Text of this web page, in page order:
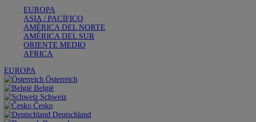
EUROPA
ASIA / PACÍFICO
AMÉRICA DEL NORTE
AMÉRICA DEL SUR
ORIENTE MEDIO
AFRICA
EUROPA
Österreich
België
Schweiz
Česko
Deutschland